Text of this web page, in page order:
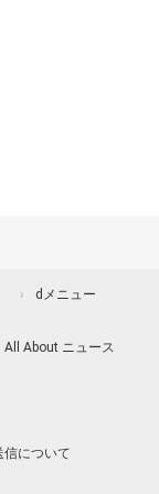
dメニュー
All About ニュース
信について